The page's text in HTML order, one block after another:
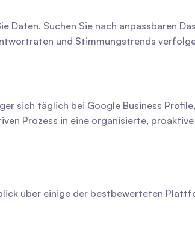
Daten. Suchen Sie nach anpassbaren
und Stimmungstrends
sich täglich bei Google Business
Prozess in eine organisierte,
über einige der bestbewerteten